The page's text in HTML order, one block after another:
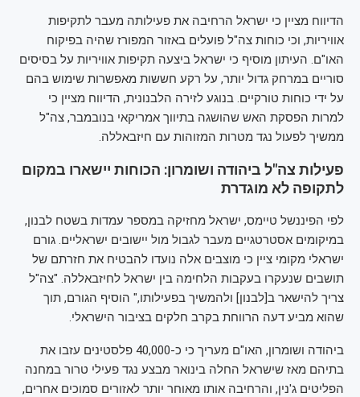
הדיווח מציין כי ישראל הרחיבה את פעילותה מעבר לתקיפות
אוויריות, וכי כוחות צה"ל פועלים באזור המפורז שהיה בפיקוח
האו"ם. העיתון מוסיף כי ישראל ביצעה תקיפות אוויריות על בסיסים
סוריים במרחק גדול יותר, על רקע חששות מאפשרות שימוש בהם
על ידי כוחות טורקיים. בנוגע לזירה הלבנונית, הדיווח מציין כי
למרות הפסקת האש שהושגה בתיווך אמריקאי בנובמבר, צה"ל
ממשיך לפעול נגד מטרות המזוהות עם חיזבאללה.
פעילות צה"ל ביהודה ושומרון: הכוחות יישארו במקום
לתקופה לא מוגדרת
לפי הפיננשל טיימס, ישראל מחזיקה במספר עמדות בשטח לבנון,
במיקומים אסטרטגיים מעבר לגבול מול יישובים ישראליים. גורם
ישראלי מקומי ציין כי מוצבים אלה נועדו להבטיח את חזרתם של
תושבים שנעקרו בעקבות הלחימה בין ישראל לחיזבאללה. "צה"ל
צריך להישאר ב[לבנון] ולהמשיך בפעילותו," הוסיף הגורם, תוך
שהוא מביע דעה הרווחת בקרב חלקים בציבור הישראלי.
ביהודה ושומרון, האו"ם מעריך כי כ-40,000 פלסטינים עזבו את
בתיהם מאז שישראל החלה בינואר מבצע נגד פעילי טרור במחנה
הפליטים ג'נין, והרחיבה אותו מאוחר יותר לאזורים סמוכים אחרים,